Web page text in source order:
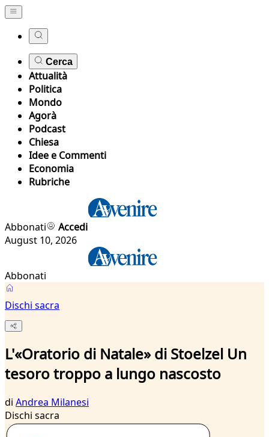
Cerca
Attualità
Politica
Mondo
Agorà
Podcast
Chiesa
Idee e Commenti
Economia
Rubriche
Abbonati
Accedi
August 10, 2026
Abbonati
Dischi sacra
L'«Oratorio di Natale» di Stoelzel Un
tesoro troppo a lungo nascosto
di Andrea Milanesi
Dischi sacra